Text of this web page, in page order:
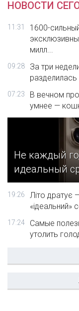
НОВОСТИ
11:31
1600-
милл...
09:28
За три
07:23
В вечном
умнее —
Не каждый
идеальный
19:26
Літо дратує
«ідеальний»
17:24
Самые
утолить